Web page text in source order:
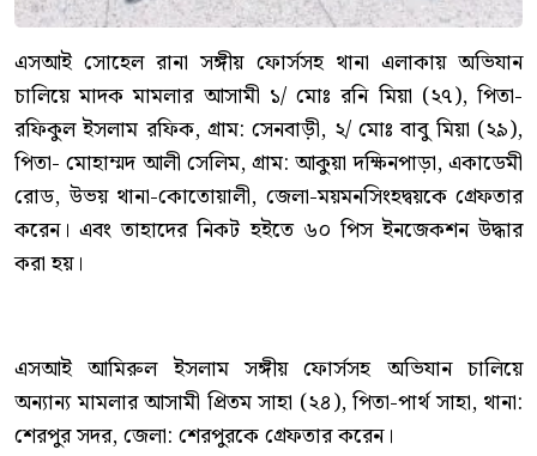
এসআই সোহেল রানা সঙ্গীয় ফোর্সসহ থানা এলাকায় অভিযান
চালিয়ে মাদক মামলার আসামী ১/ মোঃ রনি মিয়া (২৭), পিতা-
রফিকুল ইসলাম রফিক, গ্রাম: সেনবাড়ী, ২/ মোঃ বাবু মিয়া (২৯),
পিতা- মোহাম্মদ আলী সেলিম, গ্রাম: আকুয়া দক্ষিনপাড়া, একাডেমী
রোড, উভয় থানা-কোতোয়ালী, জেলা-ময়মনসিংহদ্বয়কে গ্রেফতার
করেন। এবং তাহাদের নিকট হইতে ৬০ পিস ইনজেকশন উদ্ধার
করা হয়।
এসআই আমিরুল ইসলাম সঙ্গীয় ফোর্সসহ অভিযান চালিয়ে
অন্যান্য মামলার আসামী প্রিতম সাহা (২৪), পিতা-পার্থ সাহা, থানা:
শেরপুর সদর, জেলা: শেরপুরকে গ্রেফতার করেন।